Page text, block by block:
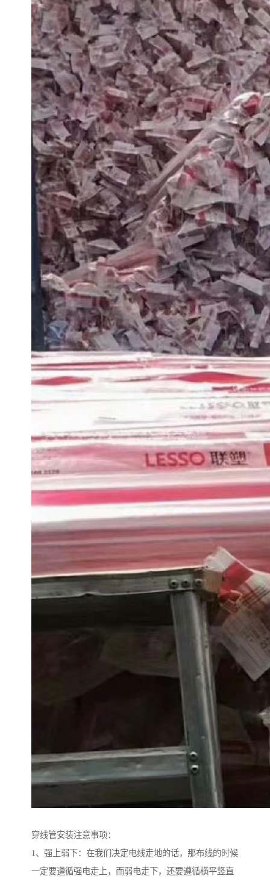
穿线管安装注意事项：
1、强上弱下：在我们决定电线走地的话，那布线的时候
一定要遵循强电走上，而弱电走下，还要遵循横平竖直